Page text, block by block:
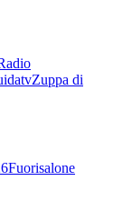
Zuppa di
Fuorisalone